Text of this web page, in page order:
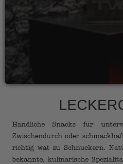
Handliche Snacks für
Zwischendurch oder
richtig wat zu Schnuckern.
bekannte, kulinarische